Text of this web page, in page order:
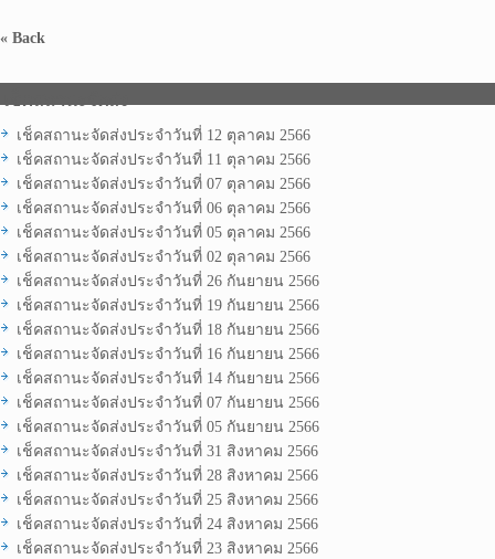
« Back
เช็คสถานะจัดส่ง
เช็คสถานะจัดส่งประจำวันที่ 12 ตุลาคม 2566
เช็คสถานะจัดส่งประจำวันที่ 11 ตุลาคม 2566
เช็คสถานะจัดส่งประจำวันที่ 07 ตุลาคม 2566
เช็คสถานะจัดส่งประจำวันที่ 06 ตุลาคม 2566
เช็คสถานะจัดส่งประจำวันที่ 05 ตุลาคม 2566
เช็คสถานะจัดส่งประจำวันที่ 02 ตุลาคม 2566
เช็คสถานะจัดส่งประจำวันที่ 26 กันยายน 2566
เช็คสถานะจัดส่งประจำวันที่ 19 กันยายน 2566
เช็คสถานะจัดส่งประจำวันที่ 18 กันยายน 2566
เช็คสถานะจัดส่งประจำวันที่ 16 กันยายน 2566
เช็คสถานะจัดส่งประจำวันที่ 14 กันยายน 2566
เช็คสถานะจัดส่งประจำวันที่ 07 กันยายน 2566
เช็คสถานะจัดส่งประจำวันที่ 05 กันยายน 2566
เช็คสถานะจัดส่งประจำวันที่ 31 สิงหาคม 2566
เช็คสถานะจัดส่งประจำวันที่ 28 สิงหาคม 2566
เช็คสถานะจัดส่งประจำวันที่ 25 สิงหาคม 2566
เช็คสถานะจัดส่งประจำวันที่ 24 สิงหาคม 2566
เช็คสถานะจัดส่งประจำวันที่ 23 สิงหาคม 2566